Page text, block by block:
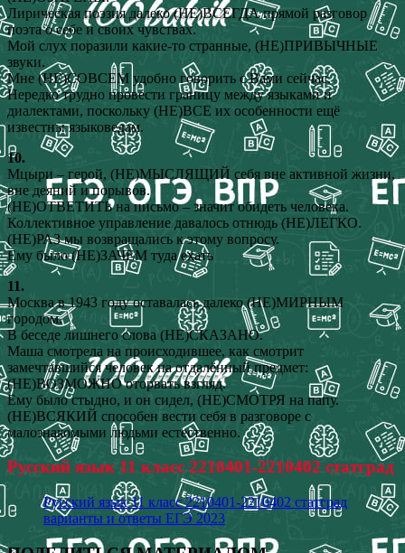
Лирическая поэзия далеко (НЕ)ВСЕГДА прямой разговор
поэта о себе и своих чувствах.
Мой слух поразили какие-то странные, (НЕ)ПРИВЫЧНЫЕ
звуки.
Мне (НЕ)СОВСЕМ удобно говорить с Вами сейчас.
Нередко трудно провести границу между языками и
диалектами, поскольку (НЕ)ВСЕ их особенности ещё
известны языковедам.
10.
Мцыри – герой, (НЕ)МЫСЛЯЩИЙ себя вне активной жизни,
вне деяний и порывов.
(НЕ)ОТВЕТИТЬ на письмо – значит обидеть человека.
Коллективное управление давалось отнюдь (НЕ)ЛЕГКО.
(НЕ)РАЗ мы возвращались к этому вопросу.
Ему было (НЕ)ЗАЧЕМ туда ехать
11.
Москва в 1943 году оставалась далеко (НЕ)МИРНЫМ
городом.
В беседе лишнего слова (НЕ)СКАЗАНО.
Маша смотрела на происходившее, как смотрит
замечтавшийся человек на отдалённый предмет:
(НЕ)ВОЗМОЖНО оторвать взгляд.
Ему было стыдно, и он сидел, (НЕ)СМОТРЯ на папу.
(НЕ)ВСЯКИЙ способен вести себя в разговоре с
малознакомыми людьми естественно.
Русский язык 11 класс 2210401-2210402 статград
Русский язык 11 класс 2210401-2210402 статград
варианты и ответы ЕГЭ 2023